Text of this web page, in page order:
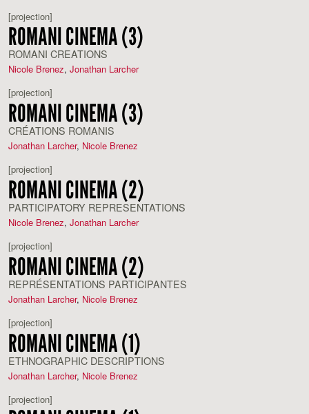
[projection]
ROMANI CINEMA (3)
ROMANI CREATIONS
Nicole Brenez, Jonathan Larcher
[projection]
ROMANI CINEMA (3)
CRÉATIONS ROMANIS
Jonathan Larcher, Nicole Brenez
[projection]
ROMANI CINEMA (2)
PARTICIPATORY REPRESENTATIONS
Nicole Brenez, Jonathan Larcher
[projection]
ROMANI CINEMA (2)
REPRÉSENTATIONS PARTICIPANTES
Jonathan Larcher, Nicole Brenez
[projection]
ROMANI CINEMA (1)
ETHNOGRAPHIC DESCRIPTIONS
Jonathan Larcher, Nicole Brenez
[projection]